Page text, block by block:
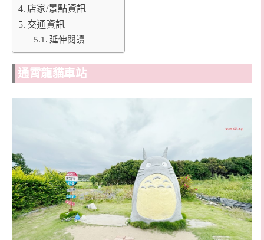
店家/景點資訊
交通資訊
延伸閱讀
通霄龍貓車站